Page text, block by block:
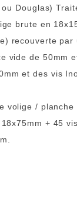
Douglas)
brute en
recouverte par
vide de 50mm
et des vis
volige /
+ 45